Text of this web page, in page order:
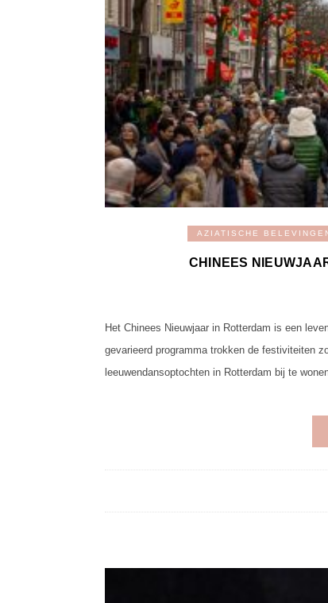
AZIATISCHE
CHINEES
Het Chinees Nieuwjaar in Rotterdam is een
gevarieerd programma trokken de festiviteiten
leeuwendansoptochten in Rotterdam bij te